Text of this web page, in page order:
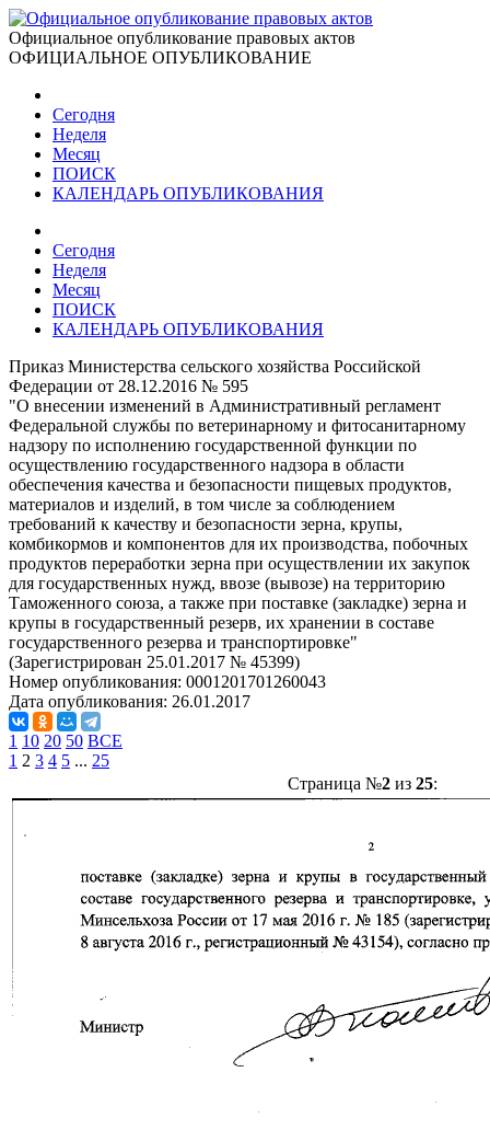
Официальное опубликование правовых актов
ОФИЦИАЛЬНОЕ ОПУБЛИКОВАНИЕ
Сегодня
Неделя
Месяц
ПОИСК
КАЛЕНДАРЬ ОПУБЛИКОВАНИЯ
Сегодня
Неделя
Месяц
ПОИСК
КАЛЕНДАРЬ ОПУБЛИКОВАНИЯ
Приказ Министерства сельского хозяйства Российской
Федерации от 28.12.2016 № 595
"О внесении изменений в Административный регламент
Федеральной службы по ветеринарному и фитосанитарному
надзору по исполнению государственной функции по
осуществлению государственного надзора в области
обеспечения качества и безопасности пищевых продуктов,
материалов и изделий, в том числе за соблюдением
требований к качеству и безопасности зерна, крупы,
комбикормов и компонентов для их производства, побочных
продуктов переработки зерна при осуществлении их закупок
для государственных нужд, ввозе (вывозе) на территорию
Таможенного союза, а также при поставке (закладке) зерна и
крупы в государственный резерв, их хранении в составе
государственного резерва и транспортировке"
(Зарегистрирован 25.01.2017 № 45399)
Номер опубликования: 0001201701260043
Дата опубликования: 26.01.2017
1 10 20 50 ВСЕ
1 2 3 4 5 ... 25
Страница №2из 25: